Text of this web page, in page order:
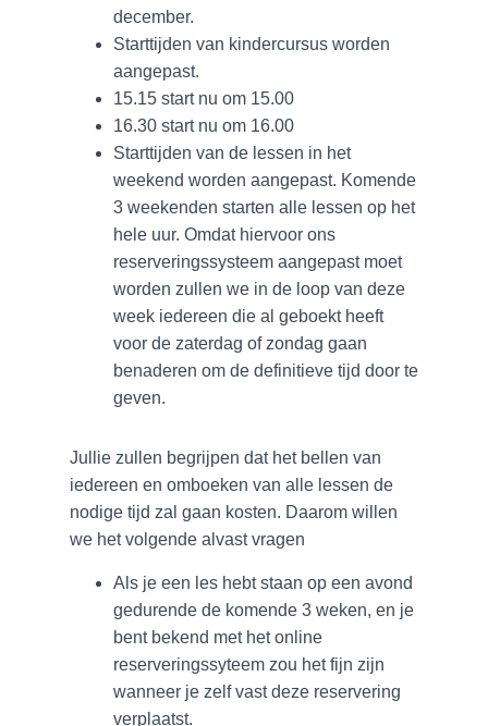
december.
Starttijden van kindercursus worden
aangepast.
15.15 start nu om 15.00
16.30 start nu om 16.00
Starttijden van de lessen in het
weekend worden aangepast. Komende
3 weekenden starten alle lessen op het
hele uur. Omdat hiervoor ons
reserveringssysteem aangepast moet
worden zullen we in de loop van deze
week iedereen die al geboekt heeft
voor de zaterdag of zondag gaan
benaderen om de definitieve tijd door te
geven.
Jullie zullen begrijpen dat het bellen van
iedereen en omboeken van alle lessen de
nodige tijd zal gaan kosten. Daarom willen
we het volgende alvast vragen
Als je een les hebt staan op een avond
gedurende de komende 3 weken, en je
bent bekend met het online
reserveringssyteem zou het fijn zijn
wanneer je zelf vast deze reservering
verplaatst.